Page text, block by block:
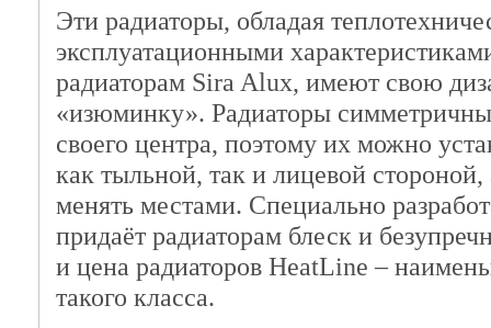
Эти радиаторы, обладая
эксплуатационными
радиаторам Sira Alux, имеют свою
«изюминку». Радиаторы
своего центра, поэтому их можно
как тыльной, так и лицевой
менять местами. Специально
придаёт радиаторам блеск и
и цена радиаторов HeatLine –
такого класса.